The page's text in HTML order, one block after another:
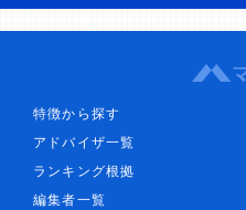
特徴から探す
アドバイザ一覧
ランキング根拠
編集者一覧